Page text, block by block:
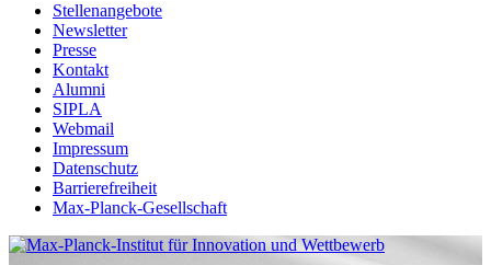
Stellenangebote
Newsletter
Presse
Kontakt
Alumni
SIPLA
Webmail
Impressum
Datenschutz
Barrierefreiheit
Max-Planck-Gesellschaft